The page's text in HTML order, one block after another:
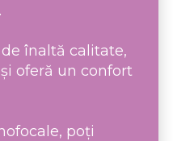
înaltă calitate,
oferă un confort
poți